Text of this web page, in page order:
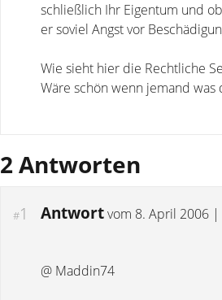
schließlich Ihr Eigentum und
er soviel Angst vor
Wie sieht hier die Rechtliche
Wäre schön wenn jemand was
2 Antworten
#1 Antwortvom 8. April 2006 |
@ Maddin74